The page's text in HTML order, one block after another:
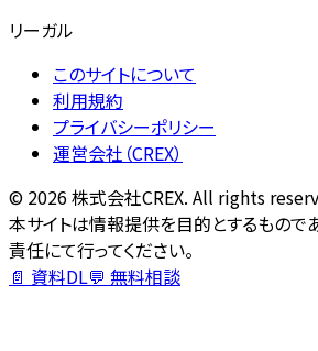
リーガル
このサイトについて
利用規約
プライバシーポリシー
運営会社（CREX）
© 2026株式会社CREX. All rights
本サイトは情報提供を目的とするもので
責任にて行ってください。
📄 資料DL💬 無料相談